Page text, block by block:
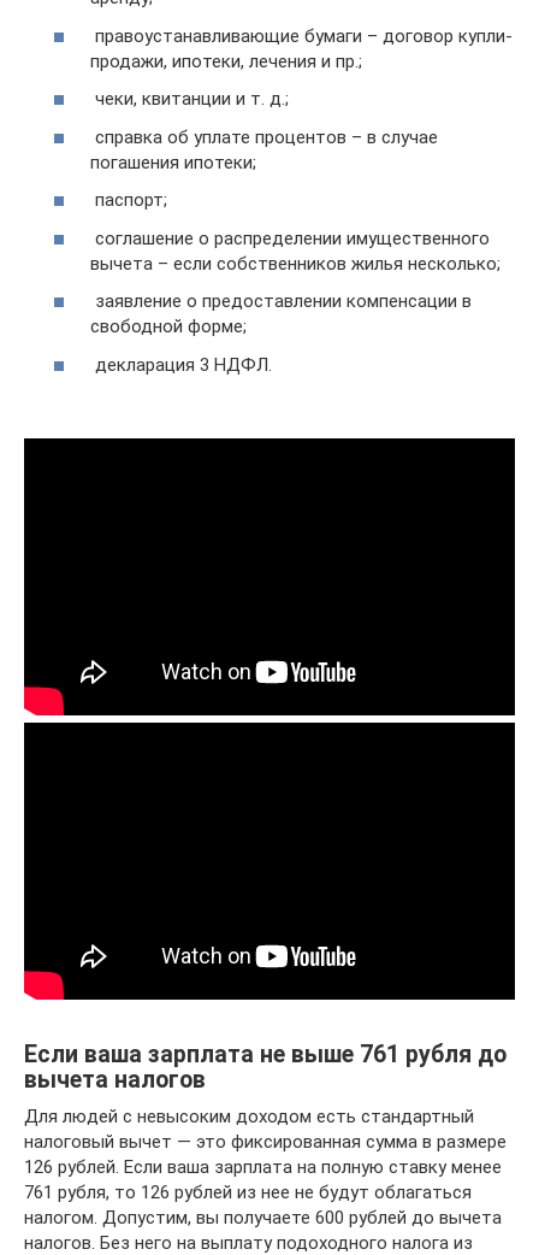
правоустанавливающие бумаги – договор купли-
продажи, ипотеки, лечения и пр.;
чеки, квитанции и т. д.;
справка об уплате процентов – в случае
погашения ипотеки;
паспорт;
соглашение о распределении имущественного
вычета – если собственников жилья несколько;
заявление о предоставлении компенсации в
свободной форме;
декларация 3 НДФЛ.
Если ваша зарплата не выше 761 рубля до
вычета налогов
Для людей с невысоким доходом есть стандартный
налоговый вычет — это фиксированная сумма в размере
126 рублей. Если ваша зарплата на полную ставку менее
761 рубля, то 126 рублей из нее не будут облагаться
налогом. Допустим, вы получаете 600 рублей до вычета
налогов. Без него на выплату подоходного налога из